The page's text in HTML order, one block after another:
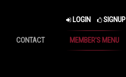
LOGIN SIGNUP
CONTACT MEMBER'S MENU